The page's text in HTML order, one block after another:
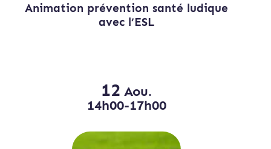
Animation prévention santé ludique
avec l’ESL
12 Aou.
14h00-17h00